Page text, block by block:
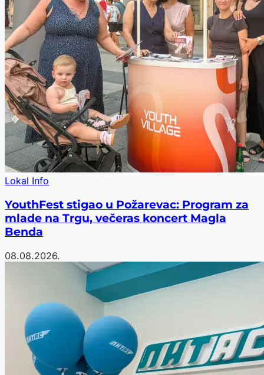
Lokal Info
YouthFest stigao u Požarevac: Program za
mlade na Trgu, večeras koncert Magla
Benda
08.08.2026.